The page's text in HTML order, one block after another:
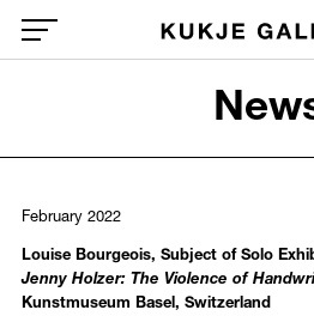
Skip to main content
Global Menu Open Button
February 2022
Louise Bourgeois, Subject of Solo
Jenny Holzer: The Violence of
Kunstmuseum Basel, Switzerland